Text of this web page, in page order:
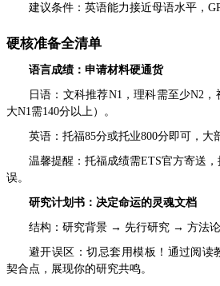
建议条件：英语能力接近母语水平，
硬核准备全清单
语言成绩：申请材料硬通货
日语：文科推荐N1，理科需至少N2
大N1需140分以上）。
英语：托福85分或托业800分即可，大
温馨提醒：托福成绩需ETS官方寄送
误。
研究计划书：决定命运的灵魂文档
结构：研究背景 → 先行研究 → 方法
避开误区：切忌套用模板！通过阅读
契合点，展现你的研究共鸣。